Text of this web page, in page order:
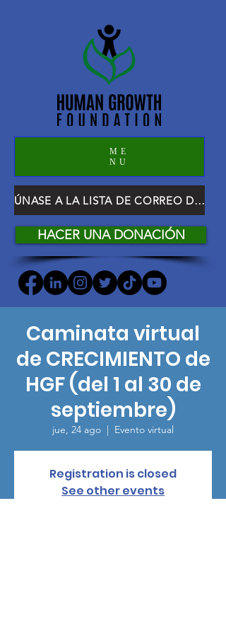
ME
NU
ÚNASE A LA LISTA DE CORREO DE HGF
HACER UNA DONACIÓN
Caminata virtual
de CRECIMIENTO de
HGF (del 1 al 30 de
septiembre)
jue, 24 ago
  |
Evento virtual
Registration is closed
See other events